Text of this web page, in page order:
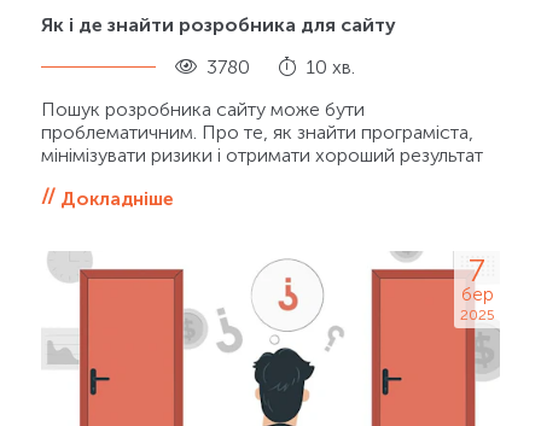
Як і де знайти розробника для сайту
3780 10 хв.
Пошук розробника сайту може бути
проблематичним. Про те, як знайти програміста,
мінімізувати ризики і отримати хороший результат
Докладніше
7
бер
2025